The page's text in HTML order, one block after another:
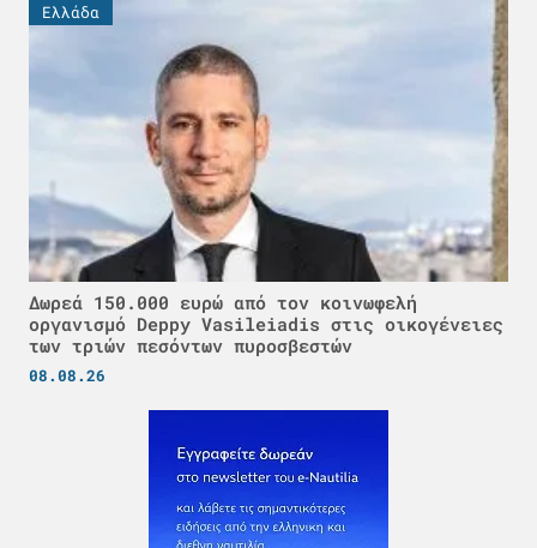
Ελλάδα
Δωρεά 150.000 ευρώ από τον κοινωφελή
οργανισμό Deppy Vasileiadis στις οικογένειες
των τριών πεσόντων πυροσβεστών
08.08.26